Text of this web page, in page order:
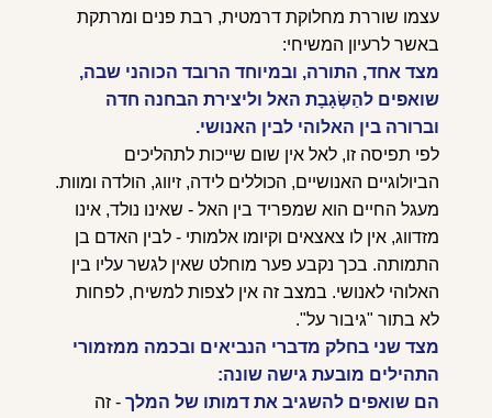
עצמו שוררת מחלוקת דרמטית, רבת פנים ומרתקת
באשר לרעיון המשיחי:
מצד אחד, התורה, ובמיוחד הרובד הכוהני שבה,
שואפים להַשְּׂגָבָת האל וליצירת הבחנה חדה
וברורה בין האלוהי לבין האנושי.
לפי תפיסה זו, לאל אין שום שייכות לתהליכים
הביולוגיים האנושיים, הכוללים לידה, זיווג, הולדה ומוות.
מעגל החיים הוא שמפריד בין האל - שאינו נולד, אינו
מזדווג, אין לו צאצאים וקיומו אלמותי - לבין האדם בן
התמותה. בכך נקבע פער מוחלט שאין לגשר עליו בין
האלוהי לאנושי. במצב זה אין לצפות למשיח, לפחות
לא בתור "גיבור על".
מצד שני בחלק מדברי הנביאים ובכמה ממזמורי
התהילים מובעת גישה שונה:
הם שואפים להשגיב את דמותו של המלך - זה